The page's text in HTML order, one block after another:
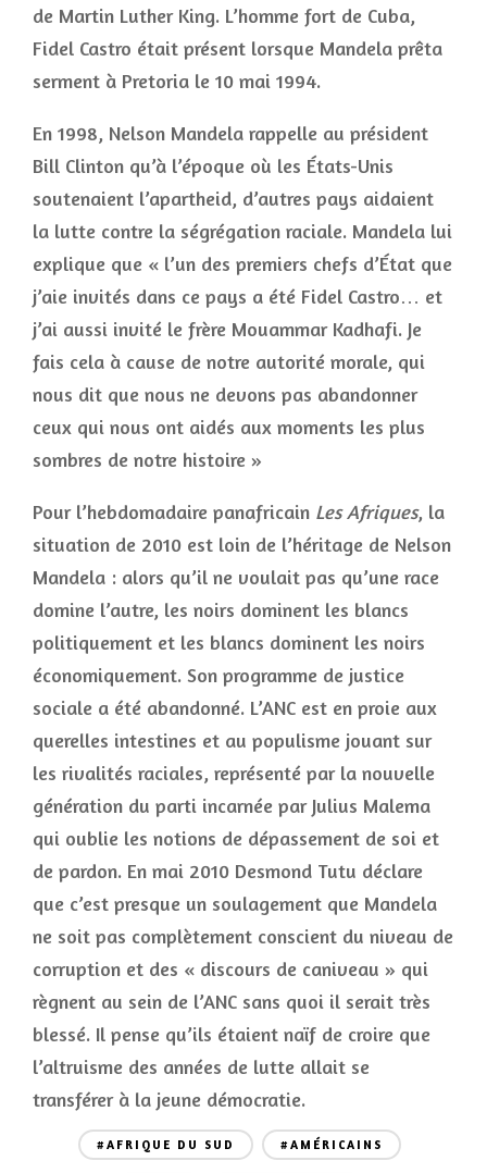
de Martin Luther King. L’homme fort de Cuba,
Fidel Castro était présent lorsque Mandela prêta
serment à Pretoria le 10 mai 1994.
En 1998, Nelson Mandela rappelle au président
Bill Clinton qu’à l’époque où les États-Unis
soutenaient l’apartheid, d’autres pays aidaient
la lutte contre la ségrégation raciale. Mandela lui
explique que « l’un des premiers chefs d’État que
j’aie invités dans ce pays a été Fidel Castro… et
j’ai aussi invité le frère Mouammar Kadhafi. Je
fais cela à cause de notre autorité morale, qui
nous dit que nous ne devons pas abandonner
ceux qui nous ont aidés aux moments les plus
sombres de notre histoire »
Pour l’hebdomadaire panafricain Les Afriques, la
situation de 2010 est loin de l’héritage de Nelson
Mandela : alors qu’il ne voulait pas qu’une race
domine l’autre, les noirs dominent les blancs
politiquement et les blancs dominent les noirs
économiquement. Son programme de justice
sociale a été abandonné. L’ANC est en proie aux
querelles intestines et au populisme jouant sur
les rivalités raciales, représenté par la nouvelle
génération du parti incarnée par Julius Malema
qui oublie les notions de dépassement de soi et
de pardon. En mai 2010 Desmond Tutu déclare
que c’est presque un soulagement que Mandela
ne soit pas complètement conscient du niveau de
corruption et des « discours de caniveau » qui
règnent au sein de l’ANC sans quoi il serait très
blessé. Il pense qu’ils étaient naïf de croire que
l’altruisme des années de lutte allait se
transférer à la jeune démocratie.
#AFRIQUE DU SUD #AMÉRICAINS